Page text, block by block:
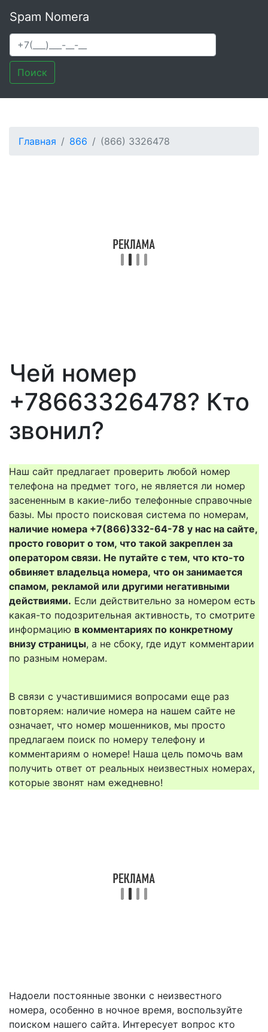
Spam Nomera
Поиск
Главная 866 (866) 3326478
Чей номер
+78663326478? Кто
звонил?
Наш сайт предлагает проверить любой номер
телефона на предмет того, не является ли номер
засененным в какие-либо телефонные справочные
базы. Мы просто поисковая система по номерам,
наличие номера +7(866)332-64-78 у нас на сайте,
просто говорит о том, что такой закреплен за
оператором связи. Не путайте с тем, что кто-то
обвиняет владельца номера, что он занимается
спамом, рекламой или другими негативными
действиями. Если действительно за номером есть
какая-то подозрительная активность, то смотрите
информацию в комментариях по конкретному
внизу страницы, а не сбоку, где идут комментарии
по разным номерам.
В связи с участившимися вопросами еще раз
повторяем: наличие номера на нашем сайте не
означает, что номер мошенников, мы просто
предлагаем поиск по номеру телефону и
комментариям о номере! Наша цель помочь вам
получить ответ от реальных неизвестных номерах,
которые звонят нам ежедневно!
Надоели постоянные звонки с неизвестного
номера, особенно в ночное время, воспользуйте
поиском нашего сайта. Интересует вопрос кто